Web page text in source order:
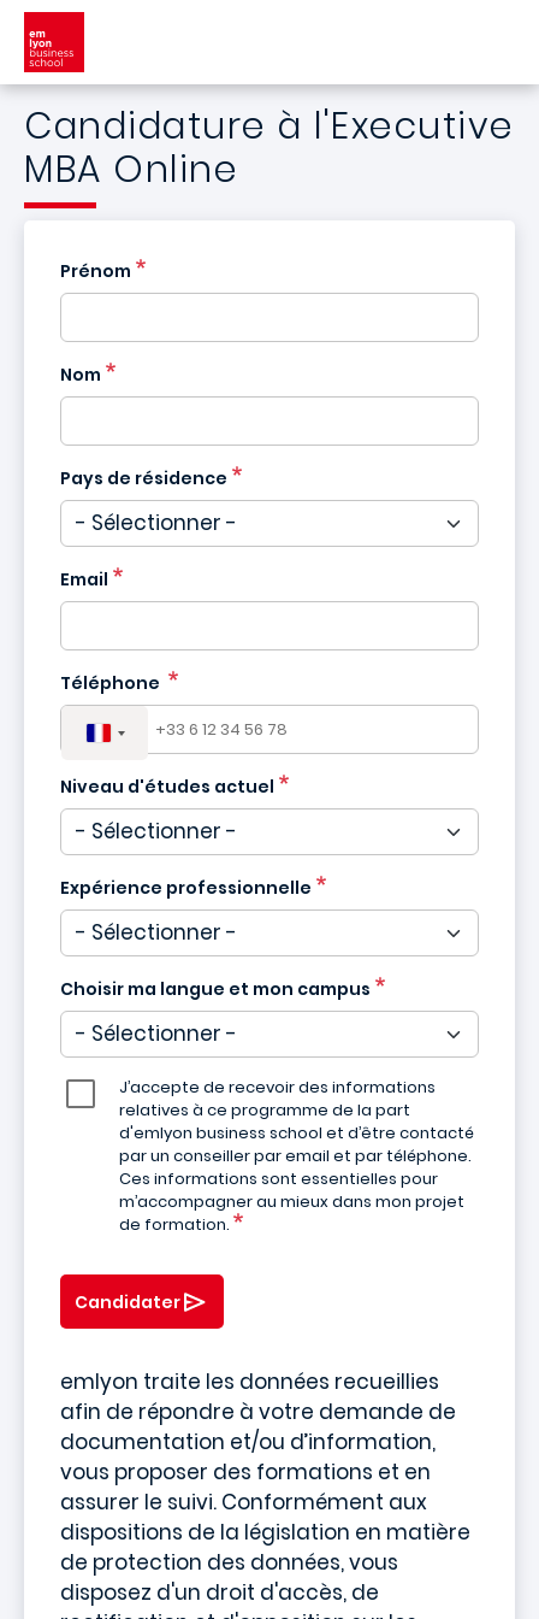
Aller au contenu principal
Candidature à l'Executive
MBA Online
Prénom
Nom
Pays de résidence
Email
Téléphone
France
+33
Niveau d'études actuel
Expérience professionnelle
Choisir ma langue et mon campus
J’accepte de recevoir des informations
relatives à ce programme de la part
d'emlyon business school et d’être contacté
par un conseiller par email et par téléphone.
Ces informations sont essentielles pour
m’accompagner au mieux dans mon projet
de formation.
Candidater
emlyon traite les données recueillies
afin de répondre à votre demande de
documentation et/ou d’information,
vous proposer des formations et en
assurer le suivi. Conformément aux
dispositions de la législation en matière
de protection des données, vous
disposez d'un droit d'accès, de